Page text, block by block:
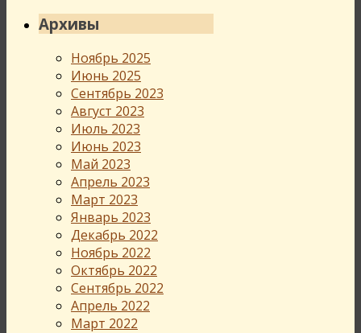
Архивы
Ноябрь 2025
Июнь 2025
Сентябрь 2023
Август 2023
Июль 2023
Июнь 2023
Май 2023
Апрель 2023
Март 2023
Январь 2023
Декабрь 2022
Ноябрь 2022
Октябрь 2022
Сентябрь 2022
Апрель 2022
Март 2022